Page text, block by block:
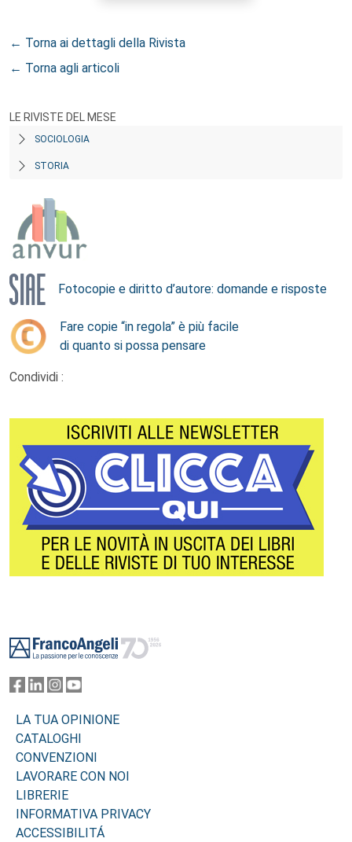
← Torna ai dettagli della Rivista
← Torna agli articoli
LE RIVISTE DEL MESE
SOCIOLOGIA
STORIA
Fotocopie e diritto d’autore: domande e risposte
Fare copie “in regola” è più facile
di quanto si possa pensare
Condividi :
LA TUA OPINIONE
CATALOGHI
CONVENZIONI
LAVORARE CON NOI
LIBRERIE
INFORMATIVA PRIVACY
ACCESSIBILITÁ